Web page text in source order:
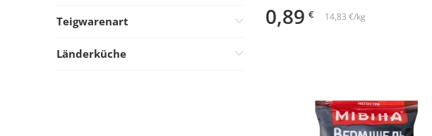
Teigwarenart
Instant-Nudeln
Länderküche
0,89 € 14,83 €/kg